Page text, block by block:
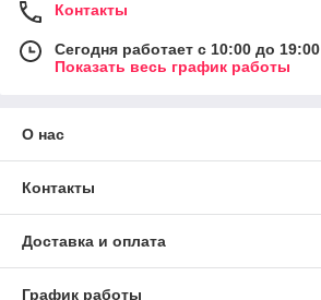
Контакты
Сегодня работает с 10:00 до 19:00
Показать весь график работы
О нас
Контакты
Доставка и оплата
График работы